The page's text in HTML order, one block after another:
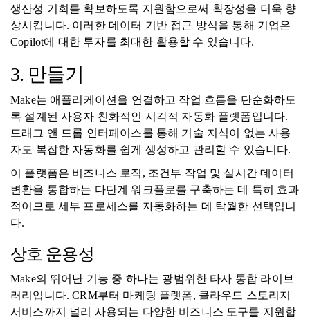
생산성 기회를 확보하도록 지원함으로써 확장성을 더욱 향
상시킵니다. 이러한 데이터 기반 접근 방식을 통해 기업은
Copilot에 대한 투자를 최대한 활용할 수 있습니다.
3. 만들기
Make는 애플리케이션을 연결하고 작업 흐름을 단순화하도
록 설계된 사용자 친화적인 시각적 자동화 플랫폼입니다.
드래그 앤 드롭 인터페이스를 통해 기술 지식이 없는 사용
자도 복잡한 자동화를 쉽게 생성하고 관리할 수 있습니다.
이 플랫폼은 비즈니스 로직, 조건부 작업 및 실시간 데이터
변환을 통합하는 다단계 워크플로를 구축하는 데 특히 효과
적이므로 세부 프로세스를 자동화하는 데 탁월한 선택입니
다.
상호 운용성
Make의 뛰어난 기능 중 하나는 광범위한 타사 통합 라이브
러리입니다. CRM부터 마케팅 플랫폼, 클라우드 스토리지
서비스까지 널리 사용되는 다양한 비즈니스 도구를 지원합